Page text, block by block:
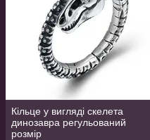
Кільце у вигляді скелета
динозавра регульований
розмір